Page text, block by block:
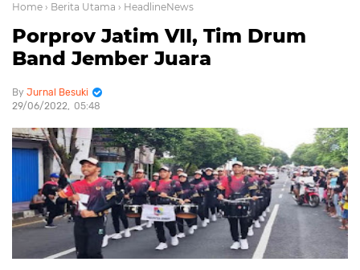
Home › Berita Utama › HeadlineNews
Porprov Jatim VII, Tim Drum
Band Jember Juara
Jurnal Besuki
29/06/2022 05:48